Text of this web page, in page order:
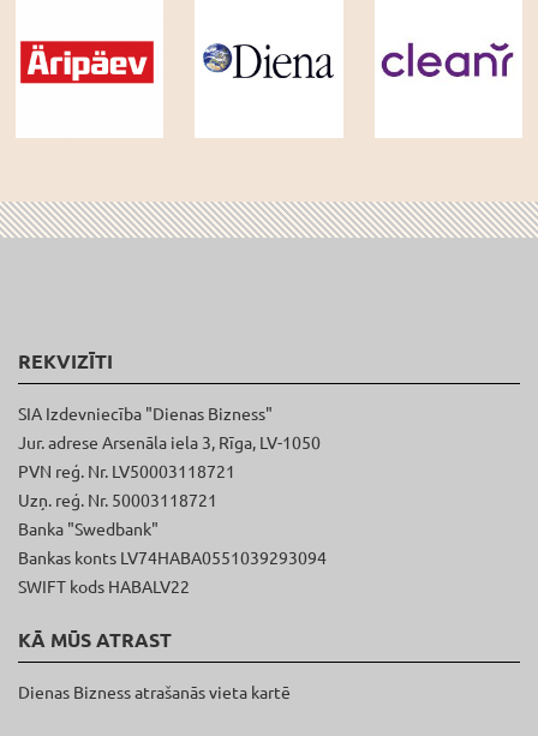
REKVIZĪTI
SIA Izdevniecība "Dienas Bizness"
Jur. adrese Arsenāla iela 3, Rīga, LV-1050
PVN reģ. Nr. LV50003118721
Uzņ. reģ. Nr. 50003118721
Banka "Swedbank"
Bankas konts LV74HABA0551039293094
SWIFT kods HABALV22
KĀ MŪS ATRAST
Dienas Bizness atrašanās vieta kartē